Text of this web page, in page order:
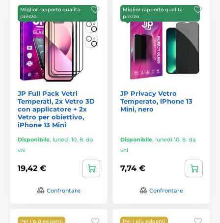
Miglior rapporto qualità-
prezzo
JP Full Pack Vetri
Temperati, 2x Vetro 3D
con applicatore + 2x
Vetro per obiettivo,
iPhone 13 Mini
Disponibile, lunedì 10. 8. da
voi
19,42 €
Confrontare
Miglior rapporto qualità-
prezzo
JP Privacy Vetro
Temperato, iPhone 13
Mini, nero
Disponibile, lunedì 10. 8. da
voi
7,74 €
Confrontare
Per i più esigenti Per i più esigenti